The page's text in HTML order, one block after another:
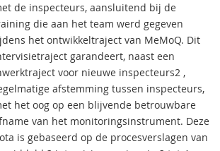
de inspecteurs, aansluitend bij de
die aan het team werd gegeven
het ontwikkeltraject van MeMoQ. Dit
garandeert, naast een
voor nieuwe inspecteurs2 ,
afstemming tussen inspecteurs,
het oog op een blijvende betrouwbare
van het monitoringsinstrument. Deze
is gebaseerd op de procesverslagen van